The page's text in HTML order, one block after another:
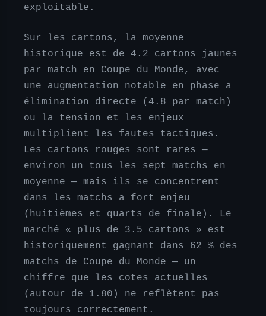
exploitable.
Sur les cartons, la moyenne
historique est de 4.2 cartons jaunes
par match en Coupe du Monde, avec
une augmentation notable en phase a
élimination directe (4.8 par match)
ou la tension et les enjeux
multiplient les fautes tactiques.
Les cartons rouges sont rares —
environ un tous les sept matchs en
moyenne — mais ils se concentrent
dans les matchs a fort enjeu
(huitièmes et quarts de finale). Le
marché « plus de 3.5 cartons » est
historiquement gagnant dans 62 % des
matchs de Coupe du Monde — un
chiffre que les cotes actuelles
(autour de 1.80) ne reflètent pas
toujours correctement.